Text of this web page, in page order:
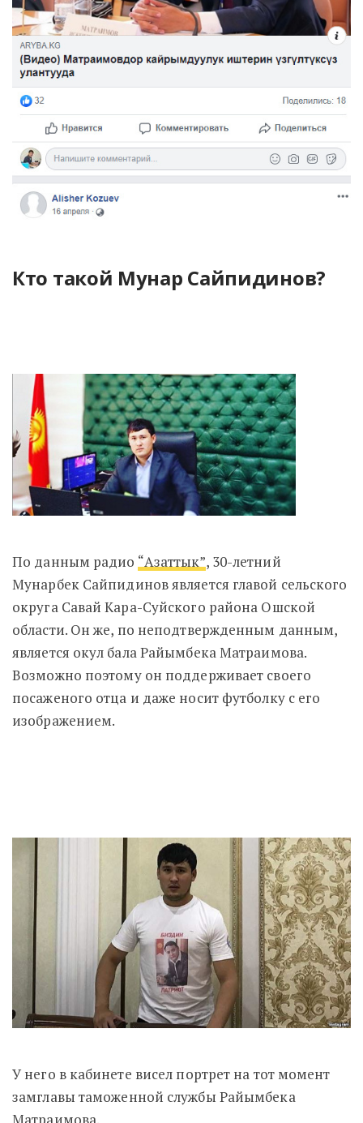
Кто такой Мунар Сайпидинов?
По данным радио “Азаттык”, 30-летний
Мунарбек Сайпидинов является главой сельского
округа Савай Кара-Суйского района Ошской
области. Он же, по неподтвержденным данным,
является окул бала Райымбека Матраимова.
Возможно поэтому он поддерживает своего
посаженого отца и даже носит футболку с его
изображением.
У него в кабинете висел портрет на тот момент
замглавы таможенной службы Райымбека
Матраимова.